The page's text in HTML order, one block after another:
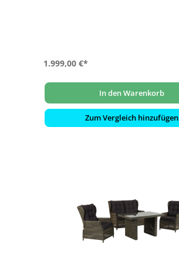
1.999,00 €*
In den Warenkorb
Zum Vergleich hinzufügen